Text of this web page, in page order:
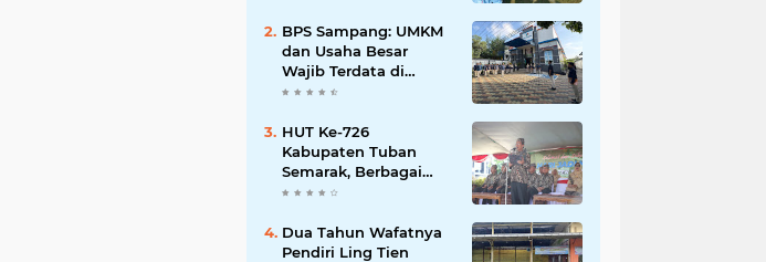
Mahdi: Ajang
Silaturrahmi dan
Media Komunikasi
Antar-Kades untuk
BPS Sampang: UMKM
dan Usaha Besar
Wajib Terdata di
Sensus Ekonomi 2026,
Sasaran
HUT Ke-726
Kabupaten Tuban
Semarak, Berbagai
Prestasinya Pun
Dua Tahun Wafatnya
Pendiri Ling Tien